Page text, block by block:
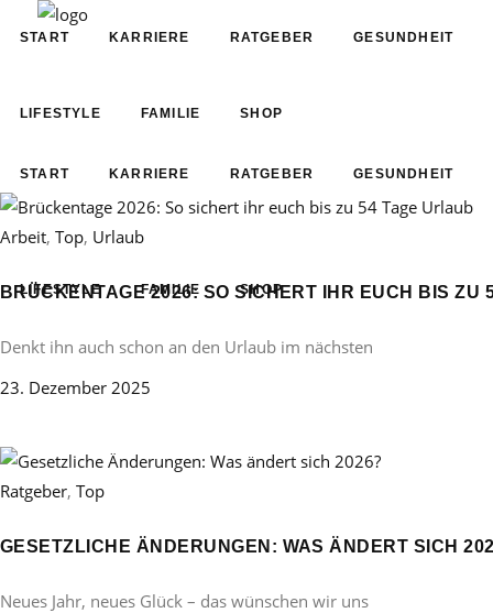
START KARRIERE RATGEBER GESUNDHEIT
LIFESTYLE FAMILIE SHOP
START KARRIERE RATGEBER GESUNDHEIT
LIFESTYLE FAMILIE SHOP
Arbeit, Top, Urlaub
BRÜCKENTAGE 2026: SO SICHERT IHR EUCH BIS ZU
Denkt ihn auch schon an den Urlaub im nächsten
23. Dezember 2025
Ratgeber, Top
GESETZLICHE ÄNDERUNGEN: WAS ÄNDERT SICH
Neues Jahr, neues Glück – das wünschen wir uns